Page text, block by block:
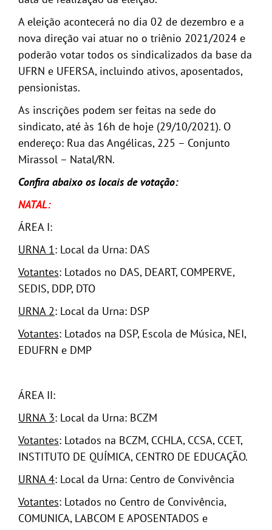
A eleição acontecerá no dia 02 de dezembro e a
nova direção vai atuar no o triênio 2021/2024 e
poderão votar todos os sindicalizados da base da
UFRN e UFERSA, incluindo ativos, aposentados,
pensionistas.
As inscrições podem ser feitas na sede do
sindicato, até às 16h de hoje (29/10/2021). O
endereço: Rua das Angélicas, 225 – Conjunto
Mirassol – Natal/RN.
Confira abaixo os locais de votação:
NATAL:
ÁREA I:
URNA 1 : Local da Urna: DAS
Votantes: Lotados no DAS, DEART, COMPERVE,
SEDIS, DDP, DTO
URNA 2: Local da Urna: DSP
Votantes: Lotados na DSP, Escola de Música, NEI,
EDUFRN e DMP
ÁREA II:
URNA 3: Local da Urna: BCZM
Votantes: Lotados na BCZM, CCHLA, CCSA, CCET,
INSTITUTO DE QUÍMICA, CENTRO DE EDUCAÇÃO.
URNA 4: Local da Urna: Centro de Convivência
Votantes: Lotados no Centro de Convivência,
COMUNICA, LABCOM E APOSENTADOS e